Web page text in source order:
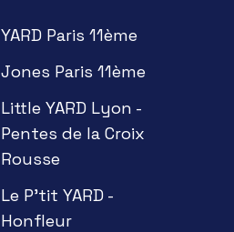
YARD Paris 11ème
Jones Paris 11ème
Little YARD Lyon -
Pentes de la Croix
Rousse
Le P'tit YARD -
Honfleur